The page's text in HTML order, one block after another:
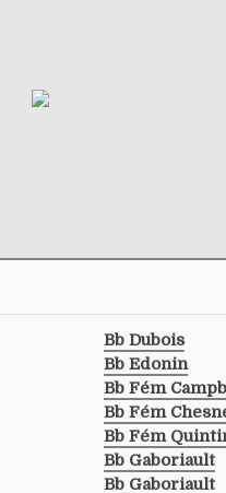
Bb Dubois
Bb Edonin
Bb Fém
Bb Fém
Bb Fém
Bb Gaboriault
Bb Gaboriault